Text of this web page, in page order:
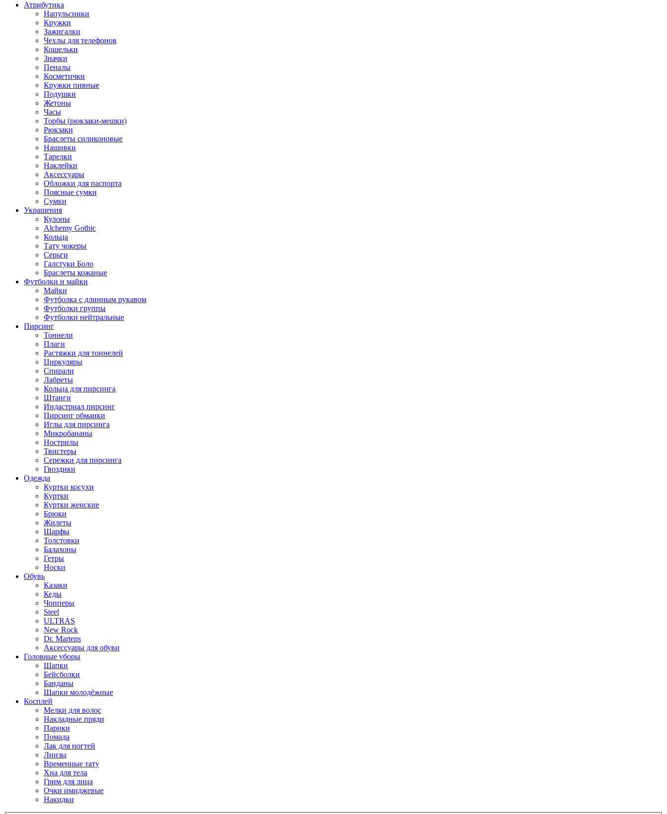
Атрибутика
Напульсники
Кружки
Зажигалки
Чехлы для телефонов
Кошельки
Значки
Пеналы
Косметички
Кружки пивные
Подушки
Жетоны
Часы
Торбы (рюкзаки-мешки)
Рюкзаки
Браслеты силиконовые
Нашивки
Тарелки
Наклейки
Аксессуары
Обложки для паспорта
Поясные сумки
Сумки
Украшения
Кулоны
Alchemy Gothic
Кольца
Тату чокеры
Серьги
Галстуки Боло
Браслеты кожаные
Футболки и майки
Майки
Футболка с длинным рукавом
Футболки группы
Футболки нейтральные
Пирсинг
Тоннели
Плаги
Растяжки для тоннелей
Циркуляры
Спирали
Лабреты
Кольца для пирсинга
Штанги
Индастриал пирсинг
Пирсинг обманки
Иглы для пирсинга
Микробананы
Нострилы
Твистеры
Сережки для пирсинга
Гвоздики
Одежда
Куртки косухи
Куртки
Куртки женские
Брюки
Жилеты
Шарфы
Толстовки
Балахоны
Гетры
Носки
Обувь
Казаки
Кеды
Чопперы
Steel
ULTRAS
New Rock
Dr. Martens
Аксессуары для обуви
Головные уборы
Шапки
Бейсболки
Банданы
Шапки молодёжные
Косплей
Мелки для волос
Накладные пряди
Парики
Помада
Лак для ногтей
Линзы
Временные тату
Хна для тела
Грим для лица
Очки имиджевые
Накидки